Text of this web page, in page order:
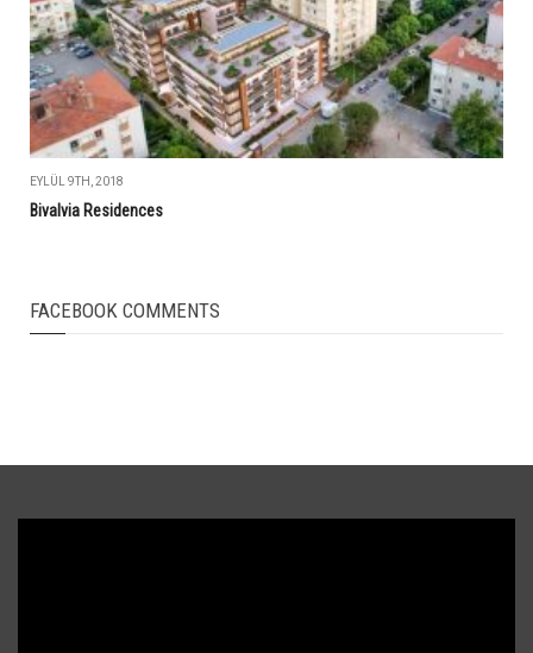
EYLÜL 9TH, 2018
Bivalvia Residences
FACEBOOK COMMENTS